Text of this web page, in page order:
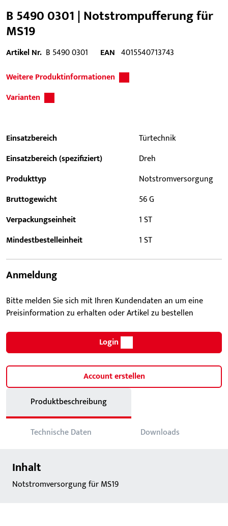
B 5490 0301 | Notstrompufferung für
MS19
Artikel Nr. B 5490 0301 EAN 4015540713743
Weitere Produktinformationen
Varianten
Einsatzbereich
Türtechnik
Einsatzbereich (spezifiziert)
Dreh
Produkttyp
Notstromversorgung
Bruttogewicht
56 G
Verpackungseinheit
1 ST
Mindestbestelleinheit
1 ST
Anmeldung
Bitte melden Sie sich mit Ihren Kundendaten an um eine
Preisinformation zu erhalten oder Artikel zu bestellen
Login
Account erstellen
Produktbeschreibung
Technische Daten Downloads
Inhalt
Notstromversorgung für MS19